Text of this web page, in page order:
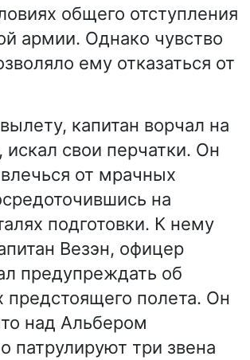
общего отступления
армии. Однако чувство
ему отказаться от
капитан ворчал на
искал свои перчатки. Он
от мрачных
на
подготовки. К нему
Везэн, офицер
предупреждать об
предстоящего полета. Он
над Альбером
патрулируют три звена